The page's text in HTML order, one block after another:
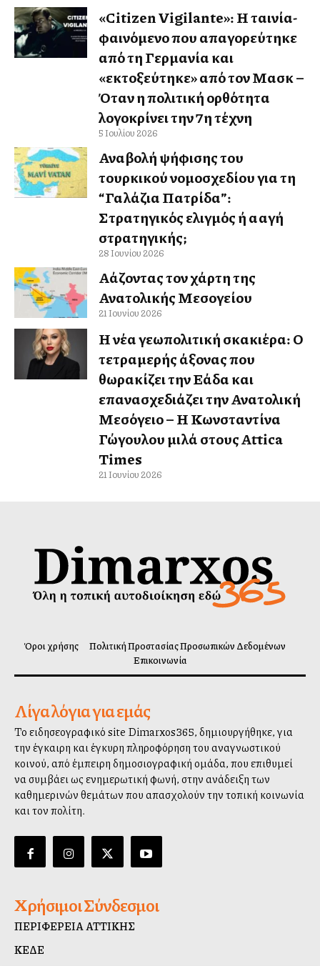
«Citizen Vigilante»: Η ταινία-
φαινόμενο που απαγορεύτηκε
από τη Γερμανία και
«εκτοξεύτηκε» από τον Μασκ –
Όταν η πολιτική ορθότητα
λογοκρίνει την 7η τέχνη
5 Ιουλίου 2026
Αναβολή ψήφισης του
τουρκικού νομοσχεδίου για τη
“Γαλάζια Πατρίδα”:
Στρατηγικός ελιγμός ή αλλαγή
στρατηγικής;
28 Ιουνίου 2026
Αλλάζοντας τον χάρτη της
Ανατολικής Μεσογείου
21 Ιουνίου 2026
Η νέα γεωπολιτική σκακιέρα: Ο
τετραμερής άξονας που
θωρακίζει την Ελλάδα και
επανασχεδιάζει την Ανατολική
Μεσόγειο – Η Κωνσταντίνα
Γώγουλου μιλά στους Attica
Times
21 Ιουνίου 2026
Όροι χρήσης
Πολιτική Προστασίας Προσωπικών Δεδομένων
Επικοινωνία
Λίγα λόγια για εμάς
Το ειδησεογραφικό site Dimarxos365, δημιουργήθηκε, για
την έγκαιρη και έγκυρη πληροφόρηση του αναγνωστικού
κοινού, από έμπειρη δημοσιογραφική ομάδα, που επιθυμεί
να συμβάλλει ως ενημερωτική φωνή, στην ανάδειξη των
καθημερινών θεμάτων που απασχολούν την τοπική κοινωνία
και τον πολίτη.
Χρήσιμοι Σύνδεσμοι
ΠΕΡΙΦΕΡΕΙΑ ΑΤΤΙΚΗΣ
ΚΕΔΕ